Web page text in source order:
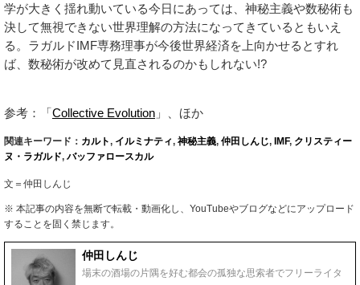
学が大きく揺れ動いている今日にあっては、神秘主義や数秘術も
決して無視できない世界理解の方法になってきているともいえ
る。ラガルドIMF専務理事が今後世界経済を上向かせるとすれ
ば、数秘術が改めて見直されるのかもしれない!?
参考：「Collective Evolution 」、ほか
関連キーワード： カルト, イルミナティ, 神秘主義, 仲田しんじ, IMF, クリスティー
ヌ・ラガルド, バッファロースカル
文＝仲田しんじ
※ 本記事の内容を無断で転載・動画化し、YouTubeやブログなどにアップロード
することを固く禁じます。
仲田しんじ
場末の酒場の片隅を好む都会の孤独な思索者でフリーライタ